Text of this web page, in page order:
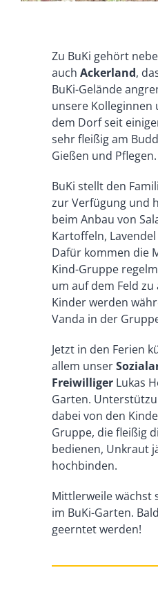
Zu BuKi gehört
auch Ackerland,
BuKi-Gelände
unsere Kolleginnen
dem Dorf seit
sehr fleißig am
Gießen und Pflegen.
BuKi stellt den
zur Verfügung und
beim Anbau von
Kartoffeln,
Dafür kommen die
Kind-Gruppe
um auf dem Feld
Kinder werden
Vanda in der
Jetzt in den Ferien
allem unser
FreiwilligerLukas
Garten.
dabei von den
Gruppe, die fleißig
bedienen, Unkraut
hochbinden.
Mittlerweile wächst
im BuKi-Garten.
geerntet werden!